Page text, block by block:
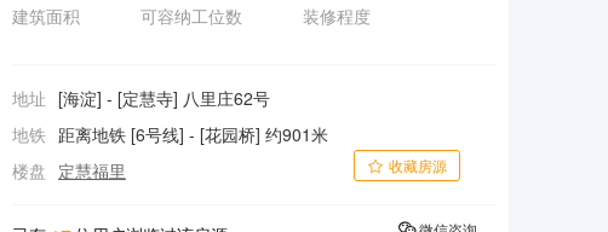
建筑面积 可容纳工位数 装修程度
地址 [海淀] - [定慧寺] 八里庄62号
地铁 距离地铁 [6号线] - [花园桥] 约901米
楼盘
定慧福里  收藏房源